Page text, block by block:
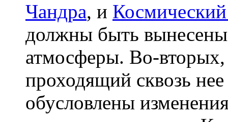
Чандра, и
должны быть
атмосферы. Во-
проходящий сквозь
обусловлены